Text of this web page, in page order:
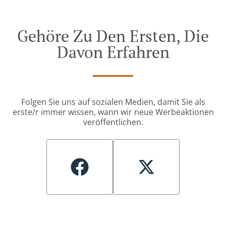
Gehöre Zu Den Ersten, Die
Davon Erfahren
Folgen Sie uns auf sozialen Medien, damit Sie als
erste/r immer wissen, wann wir neue Werbeaktionen
veröffentlichen.